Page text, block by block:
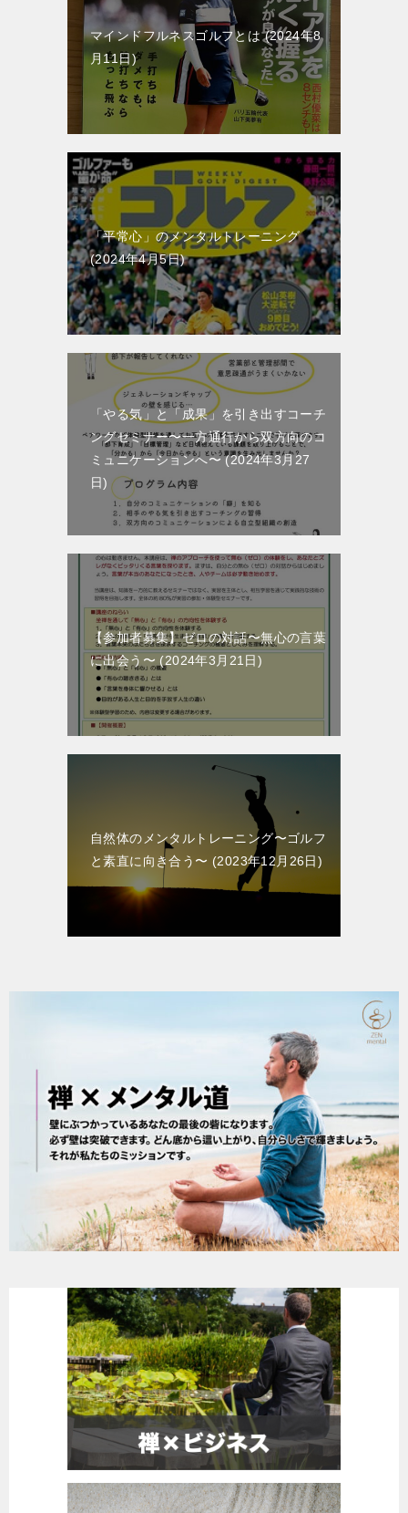
マインドフルネスゴルフとは
2024年8
月11日
「平常心」のメンタルトレーニング
2024年4月5日
「やる気」と「成果」を引き出すコーチ
ングセミナー〜一方通行から双方向のコ
ミュニケーションへ〜
2024年3月27
日
【参加者募集】ゼロの対話〜無心の言葉
に出会う〜
2024年3月21日
自然体のメンタルトレーニング〜ゴルフ
と素直に向き合う〜
2023年12月26日